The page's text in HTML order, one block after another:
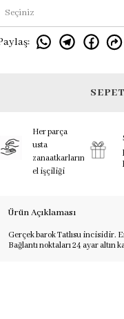
Seçiniz
:
Her parça
usta
zanaatkarların
el işçiliği
Ürün Açıklaması
Gerçek barok Tatlısu incisidir.
Bağlantı noktaları 24 ayar altın